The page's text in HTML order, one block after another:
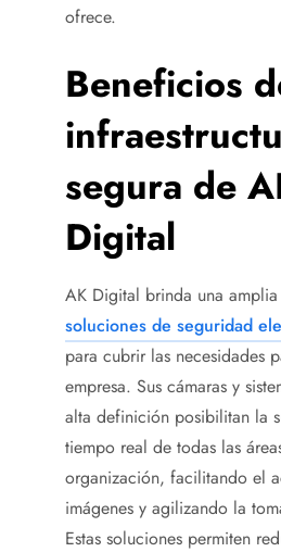
ofrece.
Beneficios
segura de
Digital
AK Digital brinda una
soluciones de seguridad
para cubrir las necesidades
empresa. Sus cámaras y
alta definición posibilitan la
tiempo real de todas las
organización, facilitando el
imágenes y agilizando la
Estas soluciones permiten